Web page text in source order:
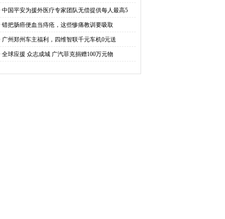
·中国平安为援外医疗专家团队无偿提供每人最高5
·错把肠癌便血当痔疮，这些惨痛教训要吸取
·广州郑州车主福利，四维智联千元车机0元送
·全球应援 众志成城 广汽菲克捐赠100万元物